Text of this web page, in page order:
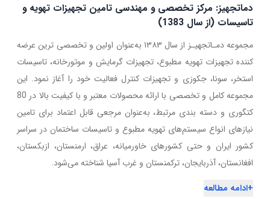
دماتجهیز: مرکز تخصصی و مهندسی تامین تجهیزات تهویه و
تاسیسات (از سال 1383)
مجموعه دمـاتجهیـز از سال ۱۳۸۳ به‌عنوان اولین و تخصصی ترین عرضه
کننده تجهیزات تهویه مطبوع، تجهیزات گرمایش و موتورخانه، تاسیسات
استخر، سونا، جکوزی و تجهیزات کنترل فعالیت خود را آغاز نمود. این
مجموعه کامل و تخصصی با ارائه محصولات معتبر و با کیفیت بالا در 80
کتگوری و دسته بندی مرتبط، به‌عنوان مرجعی قابل اعتماد برای تامین
نیازهای انواع سیستم‌های تهویه مطبوع و تاسیسات ساختمان در سراسر
کشور ایران و حتی کشورهای خاورمیانه، عراق، ارمنستان، ازبکستان،
افغانستان، آذربایجان، ترکمنستان و غرب آسیا شناخته می‌شود.
+ادامه مطالعه